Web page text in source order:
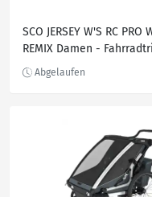
SCO JERSEY W'S RC PRO
REMIX Damen -